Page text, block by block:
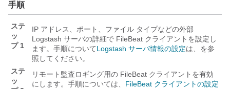
手順
ステ
ッ
プ 1
IP アドレス、ポート、ファイル タイプなどの外部
Logstash サーバの詳細で FileBeat クライアントを設定し
ます。手順についてLogstash サーバ情報の設定は、を参
照してください。
ステ
ッ
リモート監査ロギング用の FileBeat クライアントを有効
にします。手順については、 FileBeat クライアントの設定